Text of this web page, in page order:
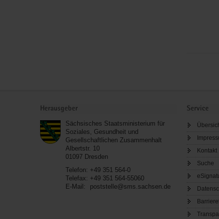
Herausgeber
Sächsisches Staatsministerium für
Soziales, Gesundheit und
Gesellschaftlichen Zusammenhalt
Albertstr. 10
01097 Dresden
Telefon: +49 351 564-0
Telefax: +49 351 564-55060
E-Mail:
poststelle@sms.sachsen.de
Service
Kontakt
Suche